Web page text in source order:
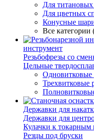
Для титановых
Для цветных
Конусные
Все категории
инструмент
Резьбофрезы со
Цельные
Одновитковые
Трехвитковые
Державки для
Державки для
Кулачки к токарным
Резцы под бруски